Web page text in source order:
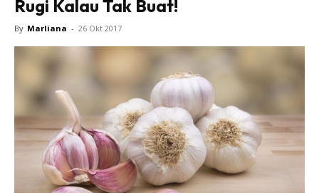
Rugi Kalau Tak Buat!
By Marliana - 26 Okt 2017